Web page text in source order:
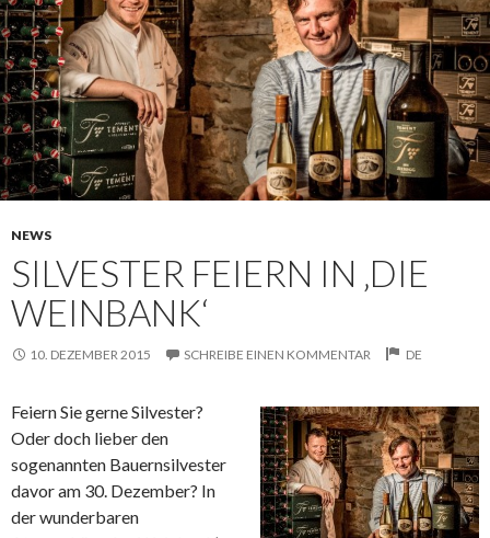
NEWS
SILVESTER FEIERN IN ‚DIE
WEINBANK‘
10. DEZEMBER 2015 SCHREIBE EINEN KOMMENTAR DE
Feiern Sie gerne Silvester?
Oder doch lieber den
sogenannten Bauernsilvester
davor am 30. Dezember? In
der wunderbaren